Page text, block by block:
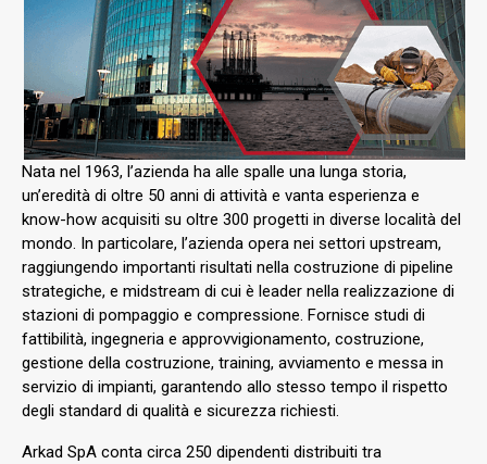
Nata nel 1963, l’azienda ha alle spalle una lunga storia,
un’eredità di oltre 50 anni di attività e vanta esperienza e
know-how acquisiti su oltre 300 progetti in diverse località del
mondo. In particolare, l’azienda opera nei settori upstream,
raggiungendo importanti risultati nella costruzione di pipeline
strategiche, e midstream di cui è leader nella realizzazione di
stazioni di pompaggio e compressione. Fornisce studi di
fattibilità, ingegneria e approvvigionamento, costruzione,
gestione della costruzione, training, avviamento e messa in
servizio di impianti, garantendo allo stesso tempo il rispetto
degli standard di qualità e sicurezza richiesti.
Arkad SpA conta circa 250 dipendenti distribuiti tra